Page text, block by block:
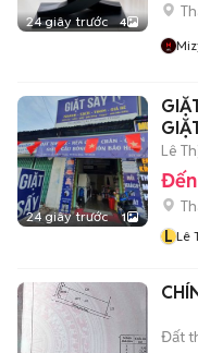
24 giây trước 4
24 giây trước 1
Lê
L Lê
Đất